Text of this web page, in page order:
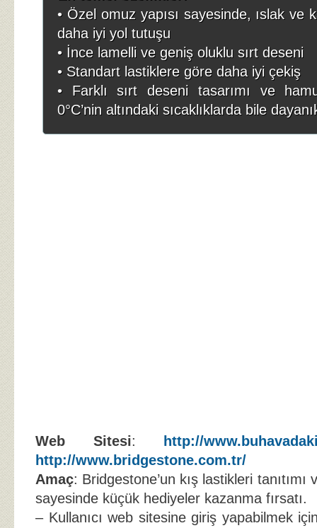
• Özel omuz yapısı sayesinde, ıslak ve
daha iyi yol tutuşu
• İnce lamelli ve geniş oluklu sırt deseni
• Standart lastiklere göre daha iyi çekiş
• Farklı sırt deseni tasarımı ve
0°C’nin altındaki sıcaklıklarda bile
Web Sitesi:
http://
http://www.bridgestone.com.tr/
Amaç: Bridgestone’un kış lastikleri
sayesinde küçük hediyeler kazanma fırsatı.
– Kullanıcı web sitesine giriş yapabilmek